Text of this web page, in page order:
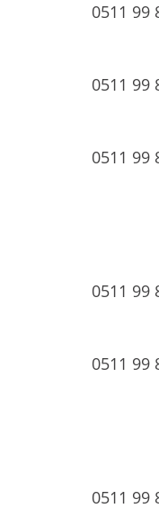
0511 99
0511 99
0511 99
0511 99
0511 99
0511 99